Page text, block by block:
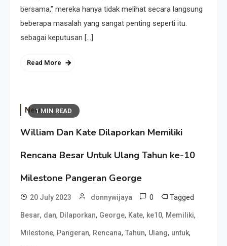
bersama,” mereka hanya tidak melihat secara langsung
beberapa masalah yang sangat penting seperti itu.
sebagai keputusan […]
Read More
1 MIN READ
News
William Dan Kate Dilaporkan Memiliki
Rencana Besar Untuk Ulang Tahun ke-10
Milestone Pangeran George
20 July 2023 donnywijaya 0 Tagged
Besar, dan, Dilaporkan, George, Kate, ke10, Memiliki,
Milestone, Pangeran, Rencana, Tahun, Ulang, untuk,